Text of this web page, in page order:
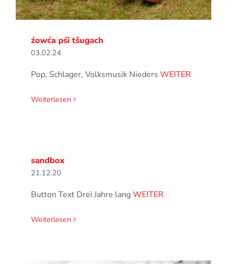
źowća pśi tšugach
03.02.24
Pop, Schlager, Volksmusik Nieders WEITER
Weiterlesen
sandbox
21.12.20
Button Text Drei Jahre langWEITER
Weiterlesen